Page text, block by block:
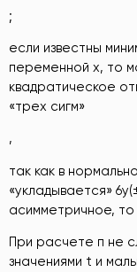
;
если известны
переменной x, то
квадратическое
«трех сигм»
,
так как в
«укладывается»
асимметричное, то
При расчете п не
значениями t и